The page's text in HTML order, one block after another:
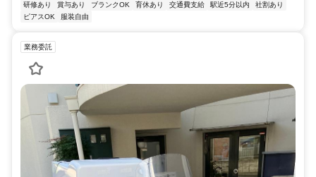
研修あり
賞与あり ブランクOK 育休あり 交通費支給 駅近5分以内
社割あり
ピアスOK
服装自由
業務委託